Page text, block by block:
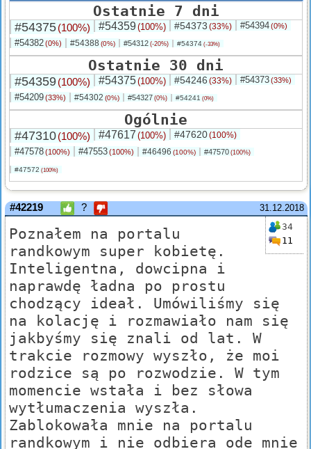
Ostatnie 7 dni
#54375(100%) #54359(100%) #54373 (33%) #54394(0%)
#54382(0%) #54388 (0%) #54312 (-20%) #54374 (-33%)
Ostatnie 30 dni
#54359(100%) #54375(100%) #54246 (33%) #54373(33%)
#54209(33%) #54302 (0%) #54327 (0%) #54241 (0%)
Ogólnie
#47310(100%) #47617 (100%) #47620(100%)
#47578(100%) #47553(100%) #46496 (100%) #47570 (100%)
#47572 (100%)
31.12.2018
#42219 ?
34
11
Poznałem na portalu
randkowym super kobietę.
Inteligentna, dowcipna i
naprawdę ładna po prostu
chodzący ideał. Umówiliśmy się
na kolację i rozmawiało nam się
jakbyśmy się znali od lat. W
trakcie rozmowy wyszło, że moi
rodzice są po rozwodzie. W tym
momencie wstała i bez słowa
wytłumaczenia wyszła.
Zablokowała mnie na portalu
randkowym i nie odbiera ode mnie